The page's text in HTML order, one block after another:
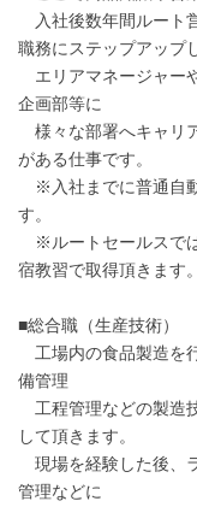
入社後数年間ルート
職務にステップアップ
エリアマネージャー
企画部等に
様々な部署へキャリ
がある仕事です。
※入社までに普通自
す。
※ルートセールスで
宿教習で取得頂きます
■総合職（生産技術）
工場内の食品製造を
備管理
工程管理などの製造
して頂きます。
現場を経験した後、
管理などに